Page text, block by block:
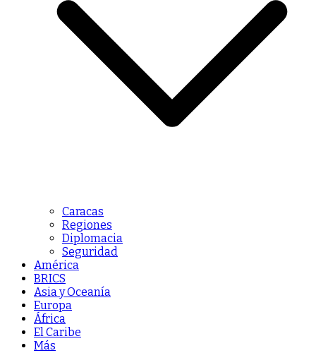
Caracas
Regiones
Diplomacia
Seguridad
América
BRICS
Asia y Oceanía
Europa
África
El Caribe
Más